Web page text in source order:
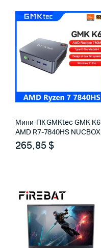
440,00 $.
Мини-ПК GMKtec GMK K6
AMD R7-7840HS NUCBOX
265,85$